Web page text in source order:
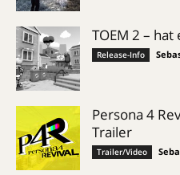
TOEM 2 –
Release-Info
Persona 4
Trailer
Trailer/Video